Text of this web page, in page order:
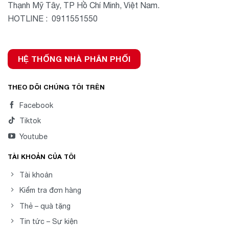
Thạnh Mỹ Tây, TP Hồ Chí Minh, Việt Nam.
HOTLINE : 0911551550
HỆ THỐNG NHÀ PHÂN PHỐI
THEO DÕI CHÚNG TÔI TRÊN
Facebook
Tiktok
Youtube
TÀI KHOẢN CỦA TÔI
Tài khoản
Kiểm tra đơn hàng
Thẻ – quà tặng
Tin tức – Sự kiện